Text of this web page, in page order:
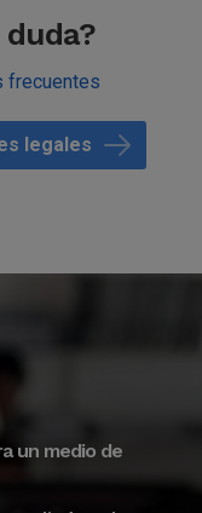
duda?
frecuentes
legales
un medio de